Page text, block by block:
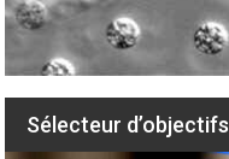
Sélecteur d’objectifs